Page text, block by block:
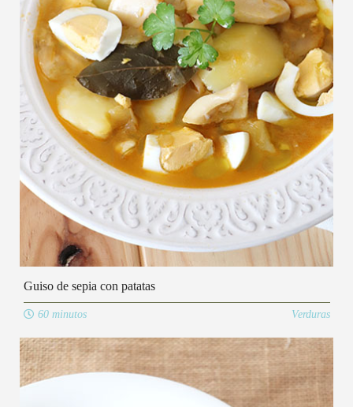
Guiso de sepia con patatas
60 minutos Verduras